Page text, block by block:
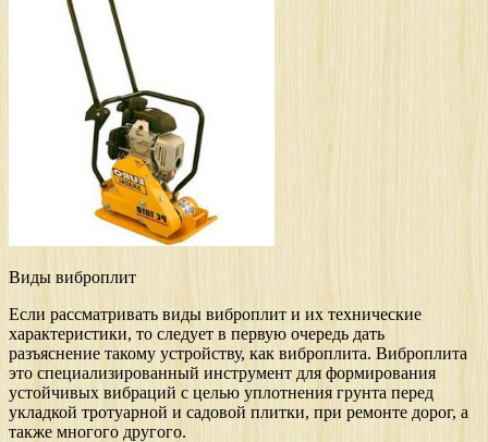
Виды виброплит
Если рассматривать виды виброплит и их технические
характеристики, то следует в первую очередь дать
разъяснение такому устройству, как виброплита. Виброплита
это специализированный инструмент для формирования
устойчивых вибраций с целью уплотнения грунта перед
укладкой тротуарной и садовой плитки, при ремонте дорог, а
также многого другого.